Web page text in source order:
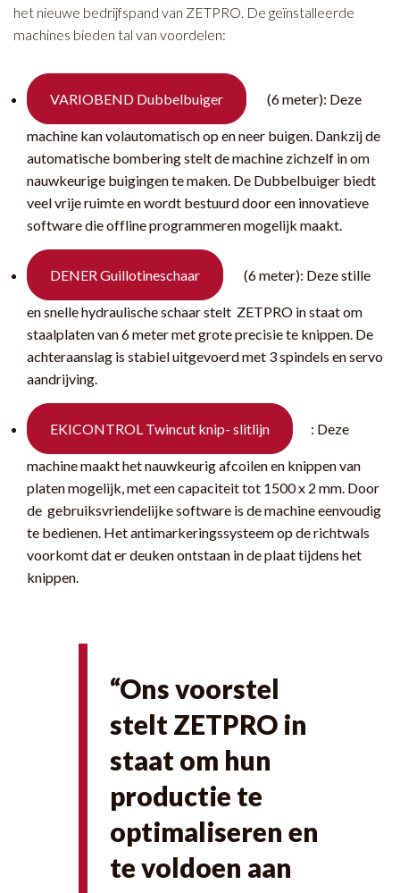
het nieuwe bedrijfspand van ZETPRO. De geïnstalleerde
machines bieden tal van voordelen:
VARIOBEND Dubbelbuiger (6 meter): Deze
machine kan volautomatisch op en neer buigen. Dankzij de
automatische bombering stelt de machine zichzelf in om
nauwkeurige buigingen te maken. De Dubbelbuiger biedt
veel vrije ruimte en wordt bestuurd door een innovatieve
software die offline programmeren mogelijk maakt.
DENER Guillotineschaar (6 meter): Deze stille
en snelle hydraulische schaar stelt ZETPRO in staat om
staalplaten van 6 meter met grote precisie te knippen. De
achteraanslag is stabiel uitgevoerd met 3 spindels en servo
aandrijving.
EKICONTROL Twincut knip- slitlijn : Deze
machine maakt het nauwkeurig afcoilen en knippen van
platen mogelijk, met een capaciteit tot 1500 x 2 mm. Door
de gebruiksvriendelijke software is de machine eenvoudig
te bedienen. Het antimarkeringssysteem op de richtwals
voorkomt dat er deuken ontstaan in de plaat tijdens het
knippen.
“Ons voorstel
stelt ZETPRO in
staat om hun
productie te
optimaliseren en
te voldoen aan